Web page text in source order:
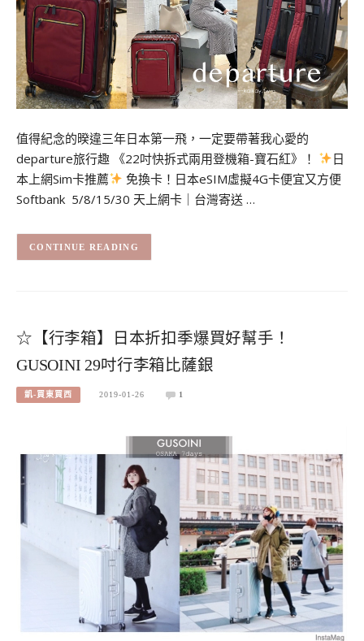
值得紀念的暌違三年日本第一飛，一定要帶著我心愛的
departure旅行趣 《22吋快拆式兩用登機箱-寶石紅》！
日
本上網Sim卡推薦
免換卡！日本eSIM虛擬4G卡便宜又方便
Softbank 5/8/15/30 天上網卡｜台灣寄送 …
CONTINUE READING
☆【行李箱】日本折扣季爆買好幫手！
GUSOINI 29吋行李箱比薩銀
凱-買東買西 2019-01-26 1